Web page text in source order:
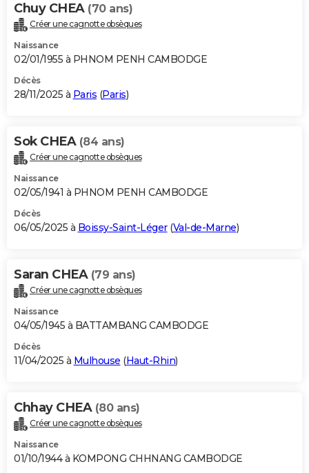
Chuy CHEA (70 ans)
Créer une cagnotte obsèques
Naissance
02/01/1955 à PHNOM PENH CAMBODGE
Décès
28/11/2025 à Paris (Paris)
Sok CHEA (84 ans)
Créer une cagnotte obsèques
Naissance
02/05/1941 à PHNOM PENH CAMBODGE
Décès
06/05/2025 à Boissy-Saint-Léger(Val-de-Marne)
Saran CHEA (79 ans)
Créer une cagnotte obsèques
Naissance
04/05/1945 à BATTAMBANG CAMBODGE
Décès
11/04/2025 à Mulhouse (Haut-Rhin)
Chhay CHEA (80 ans)
Créer une cagnotte obsèques
Naissance
01/10/1944 à KOMPONG CHHNANG CAMBODGE